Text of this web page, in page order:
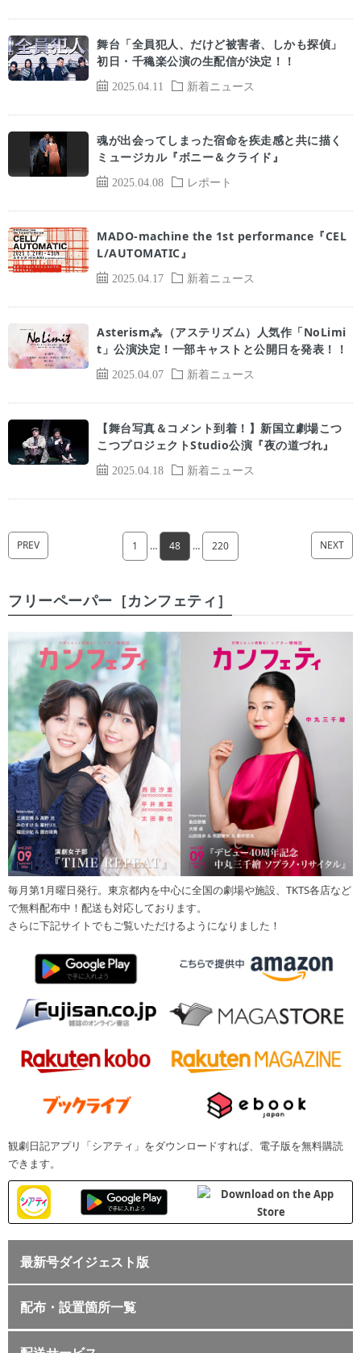
2025.04.11 新着ニュース
舞台「全員犯人、だけど被害者、しかも探偵」
初日・千穐楽公演の生配信が決定！！
2025.04.08 レポート
魂が出会ってしまった宿命を疾走感と共に描く
ミュージカル『ボニー＆クライド』
2025.04.17 新着ニュース
MADO-machine the 1st performance『CEL
L/AUTOMATIC』
2025.04.07 新着ニュース
Asterism⁂（アステリズム）人気作「NoLimi
t」公演決定！一部キャストと公開日を発表！！
2025.04.18 新着ニュース
【舞台写真＆コメント到着！】新国立劇場こつ
こつプロジェクトStudio公演『夜の道づれ』
PREV 1 … 48 … 220 NEXT
フリーペーパー［カンフェティ］
毎月第1月曜日発行。東京都内を中心に全国の劇場や施設、TKTS各店など
で無料配布中！配送も対応しております。
さらに下記サイトでもご覧いただけるようになりました！
観劇日記アプリ「シアティ」をダウンロードすれば、電子版を無料購読
できます。
最新号ダイジェスト版
配布・設置箇所一覧